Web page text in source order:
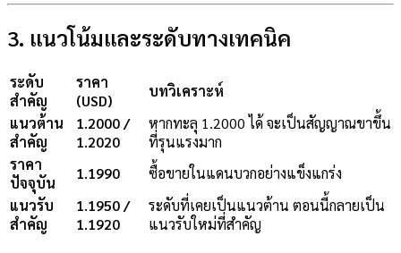
3. แนวโน้มและระดับทางเทคนิค
ระดับ
สำคัญ
ราคา
(USD)
บทวิเคราะห์
แนวต้าน
สำคัญ
1.2000 /
1.2020
หากทะลุ 1.2000 ได้ จะเป็นสัญญาณขาขึ้น
ที่รุนแรงมาก
ราคา
ปัจจุบัน
1.1990
ซื้อขายในแดนบวกอย่างแข็งแกร่ง
แนวรับ
สำคัญ
1.1950 /
1.1920
ระดับที่เคยเป็นแนวต้าน ตอนนี้กลายเป็น
แนวรับใหม่ที่สำคัญ